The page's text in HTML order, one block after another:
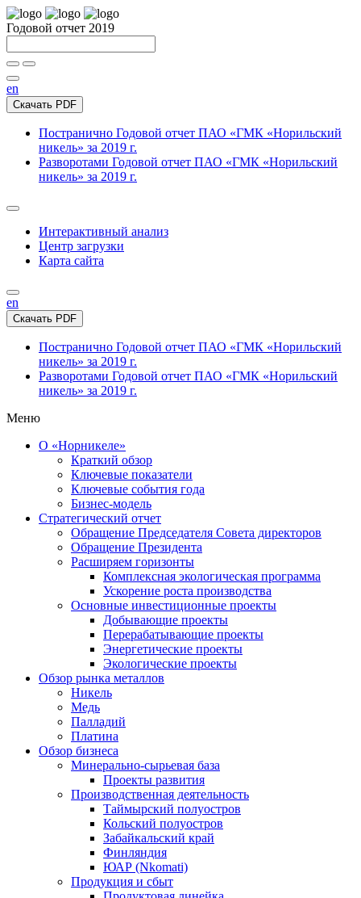
Годовой отчет 2019
en
Скачать PDF
Постранично Годовой отчет ПАО «ГМК «Норильский
никель» за 2019 г.
Разворотами Годовой отчет ПАО «ГМК «Норильский
никель» за 2019 г.
Интерактивный анализ
Центр загрузки
Карта сайта
en
Скачать PDF
Постранично Годовой отчет ПАО «ГМК «Норильский
никель» за 2019 г.
Разворотами Годовой отчет ПАО «ГМК «Норильский
никель» за 2019 г.
Меню
О «Норникеле»
Краткий обзор
Ключевые показатели
Ключевые события года
Бизнес-модель
Стратегический отчет
Обращение Председателя Совета директоров
Обращение Президента
Расширяем горизонты
Комплексная экологическая программа
Ускорение роста производства
Основные инвестиционные проекты
Добывающие проекты
Перерабатывающие проекты
Энергетические проекты
Экологические проекты
Обзор рынка металлов
Никель
Медь
Палладий
Платина
Обзор бизнеса
Минерально-сырьевая база
Проекты развития
Производственная деятельность
Таймырский полуостров
Кольский полуостров
Забайкальский край
Финляндия
ЮАР (Nkomati)
Продукция и сбыт